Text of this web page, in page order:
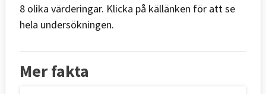
8 olika värderingar. Klicka på källänken för att se
hela undersökningen.
Mer fakta